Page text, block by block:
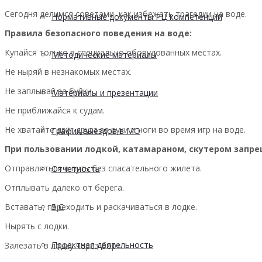
Нормативные документы РЦ компетенций
Методические материалы
Материалы и презентации
График выездов в МО
Отчетность
5 С
Проектная деятельность
Сегодня делимся советами, как избежать трагедии на воде.
Правила безопасного поведения на воде:
Купайся только в специально оборудованных местах.
Не ныряй в незнакомых местах.
Не заплывай за буйки.
Не приближайся к судам.
Не хватайте друг друга за руки и ноги во время игр на воде.
При пользовании лодкой, катамараном, скутером
Отправляться в путь без спасательного жилета.
Отплывать далеко от берега.
Вставать, переходить и раскачиваться в лодке.
Нырять с лодки.
Залезать в лодку через борт.